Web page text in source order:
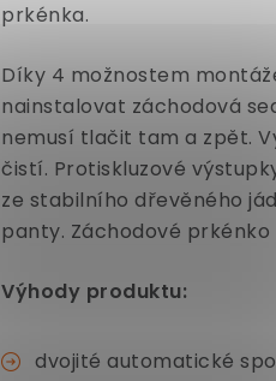
prkénka.
Díky 4 možnostem
nainstalovat záchodová
nemusí tlačit tam a zpět.
čistí. Protiskluzové
ze stabilního dřevěného
panty. Záchodové
Výhody produktu:
dvojité automatické